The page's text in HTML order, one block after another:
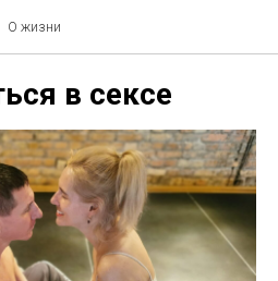
О жизни
в сексе